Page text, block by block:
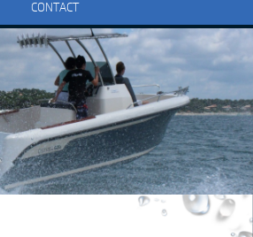
CONTACT